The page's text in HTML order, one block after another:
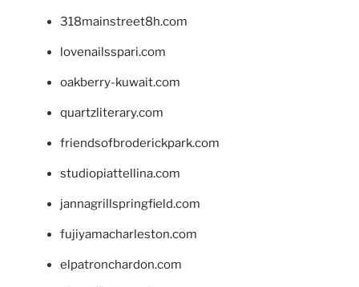
318mainstreet8h.com
lovenailsspari.com
oakberry-kuwait.com
quartzliterary.com
friendsofbroderickpark.com
studiopiattellina.com
jannagrillspringfield.com
fujiyamacharleston.com
elpatronchardon.com